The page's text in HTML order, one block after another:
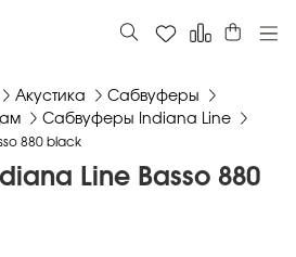
Акустика
Сабвуферы
Сабвуферы Indiana Line
880 black
Line Basso 880